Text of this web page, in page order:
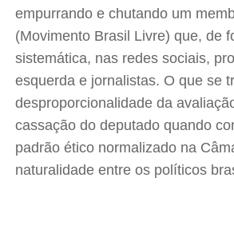
empurrando e chutando um
(Movimento Brasil Livre) que, de
sistemática, nas redes sociais,
esquerda e jornalistas. O que se
desproporcionalidade da
cassação do deputado quando
padrão ético normalizado na
naturalidade entre os políticos